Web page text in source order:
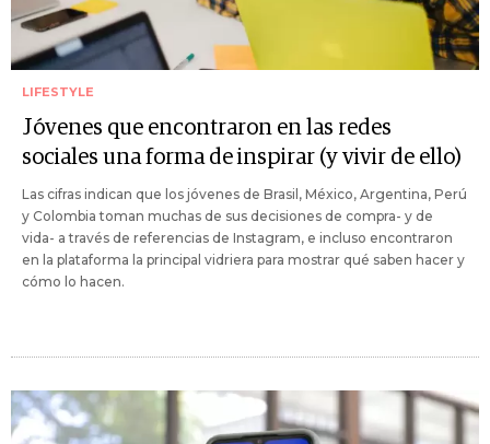
LIFESTYLE
Jóvenes que encontraron en las redes
sociales una forma de inspirar (y vivir de ello)
Las cifras indican que los jóvenes de Brasil, México, Argentina, Perú
y Colombia toman muchas de sus decisiones de compra- y de
vida- a través de referencias de Instagram, e incluso encontraron
en la plataforma la principal vidriera para mostrar qué saben hacer y
cómo lo hacen.